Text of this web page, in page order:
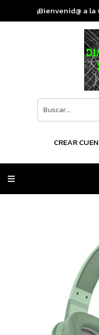
¡Bienvenid@ a
CREAR